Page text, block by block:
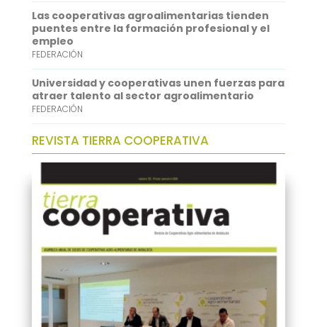
Las cooperativas agroalimentarias tienden
puentes entre la formación profesional y el
empleo
FEDERACIÓN
Universidad y cooperativas unen fuerzas para
atraer talento al sector agroalimentario
FEDERACIÓN
REVISTA TIERRA COOPERATIVA